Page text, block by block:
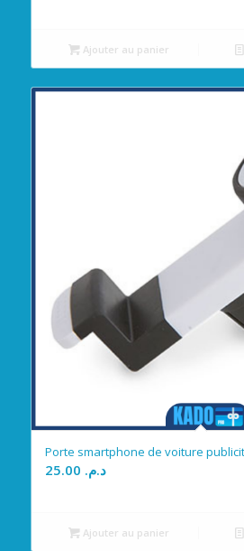
Ajouter au panier
Porte smartphone de voiture
د.م.
Ajouter au panier